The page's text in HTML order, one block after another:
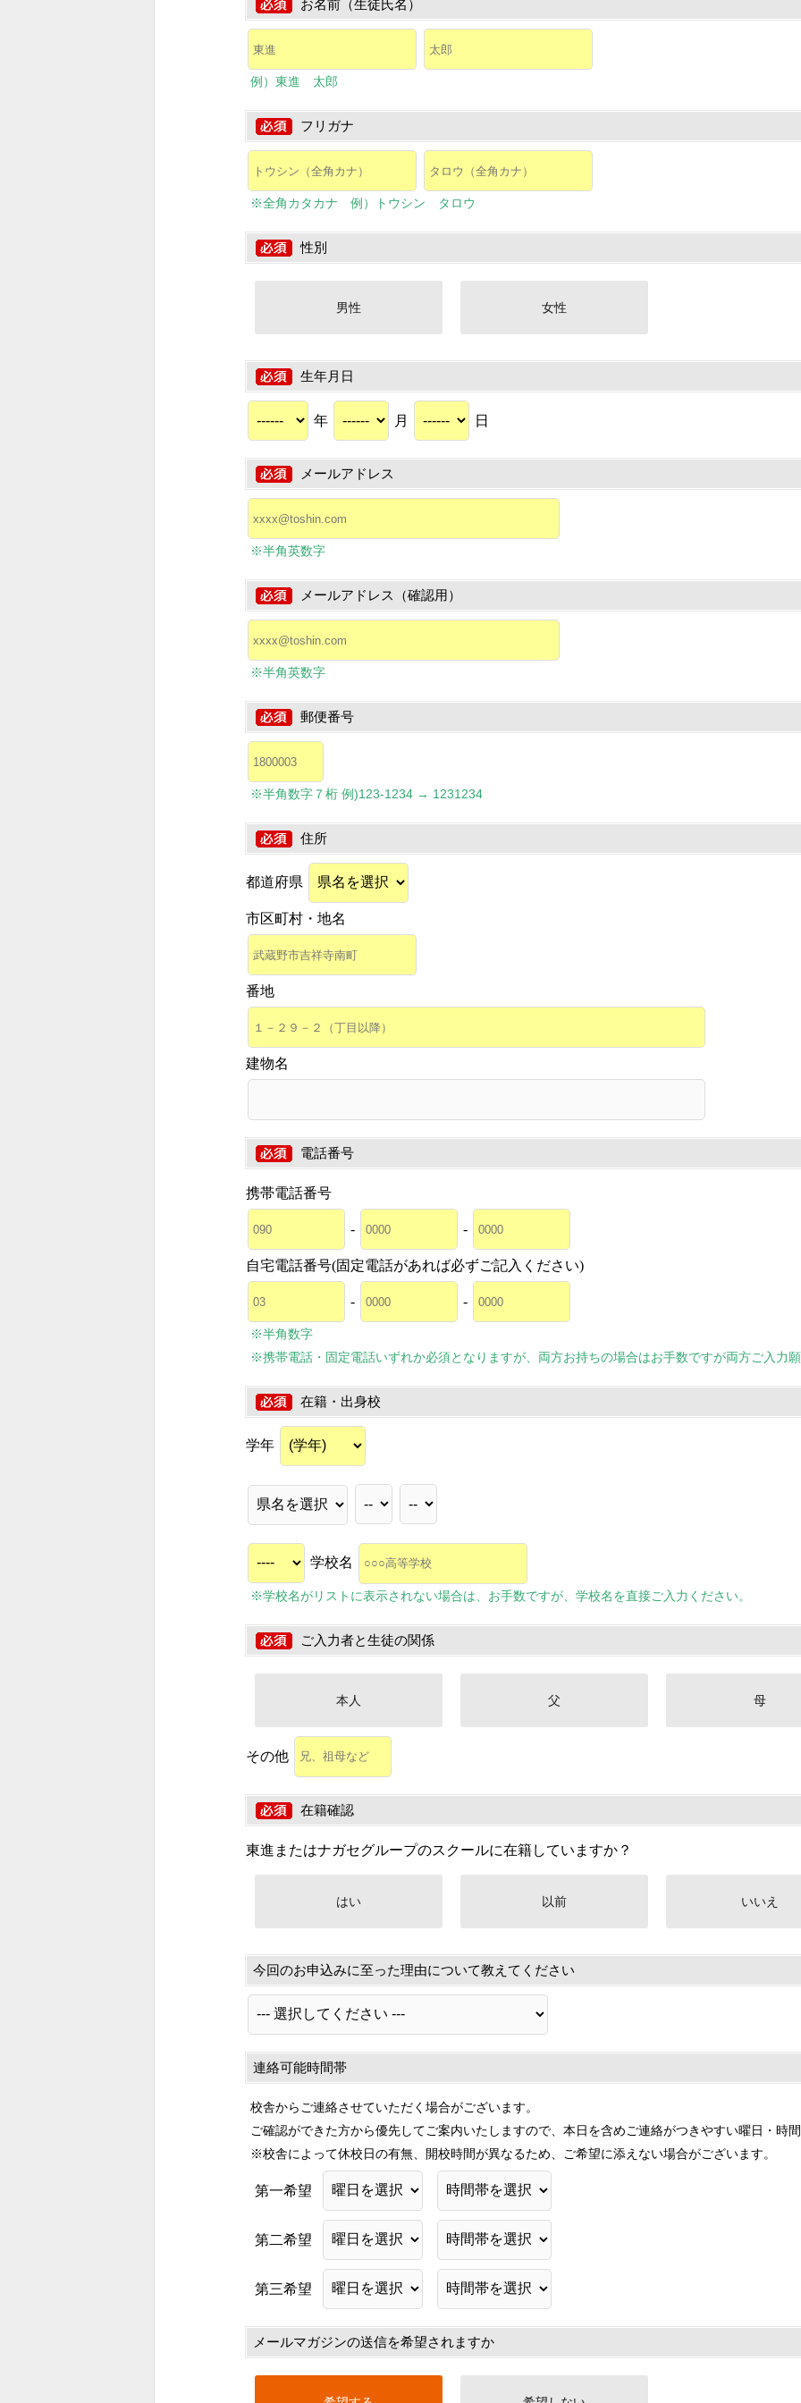
お名前（生徒氏名）
例）東進 太郎
フリガナ
※全角カタカナ 例）トウシン タロウ
性別
男性 女性
生年月日
年 月 日
メールアドレス
※半角英数字
メールアドレス（確認用）
※半角英数字
郵便番号
※半角数字７桁 例)123-1234 → 1231234
住所
都道府県
市区町村・地名
番地
建物名
電話番号
携帯電話番号
- -
自宅電話番号(固定電話があれば必ずご記入ください)
- -
※半角数字
※携帯電話・固定電話いずれか必須となりますが、両方お持ちの場合はお手数ですが両方ご入力
在籍・出身校
学年
学校名
※学校名がリストに表示されない場合は、お手数ですが、学校名を直接ご入力ください。
ご入力者と生徒の関係
本人 父 母
その他
在籍確認
東進またはナガセグループのスクールに在籍していますか？
はい 以前 いいえ
今回のお申込みに至った理由について教えてください
連絡可能時間帯
校舎からご連絡させていただく場合がございます。
ご確認ができた方から優先してご案内いたしますので、本日を含めご連絡がつきやすい曜日・時
※校舎によって休校日の有無、開校時間が異なるため、ご希望に添えない場合がございます。
第一希望
第二希望
第三希望
メールマガジンの送信を希望されますか